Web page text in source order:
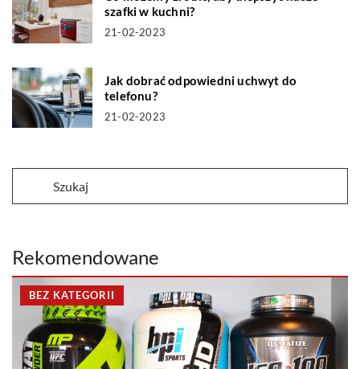
szafki w kuchni?
21-02-2023
Jak dobrać odpowiedni uchwyt do
telefonu?
21-02-2023
Rekomendowane
BEZ KATEGORII